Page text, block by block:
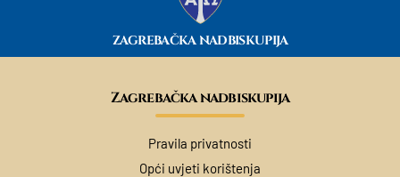
ZAGREBAČKA NADBISKUPIJA
Zagrebačka nadbiskupija
Pravila privatnosti
Opći uvjeti korištenja